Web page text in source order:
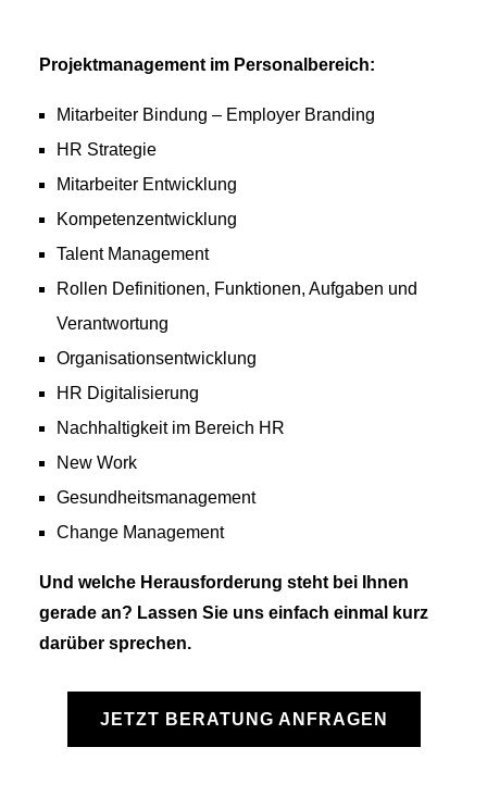
Projektmanagement im Personalbereich:
Mitarbeiter Bindung – Employer Branding
HR Strategie
Mitarbeiter Entwicklung
Kompetenzentwicklung
Talent Management
Rollen Definitionen, Funktionen, Aufgaben und
Verantwortung
Organisationsentwicklung
HR Digitalisierung
Nachhaltigkeit im Bereich HR
New Work
Gesundheitsmanagement
Change Management
Und welche Herausforderung steht bei Ihnen
gerade an? Lassen Sie uns einfach einmal kurz
darüber sprechen.
JETZT BERATUNG ANFRAGEN